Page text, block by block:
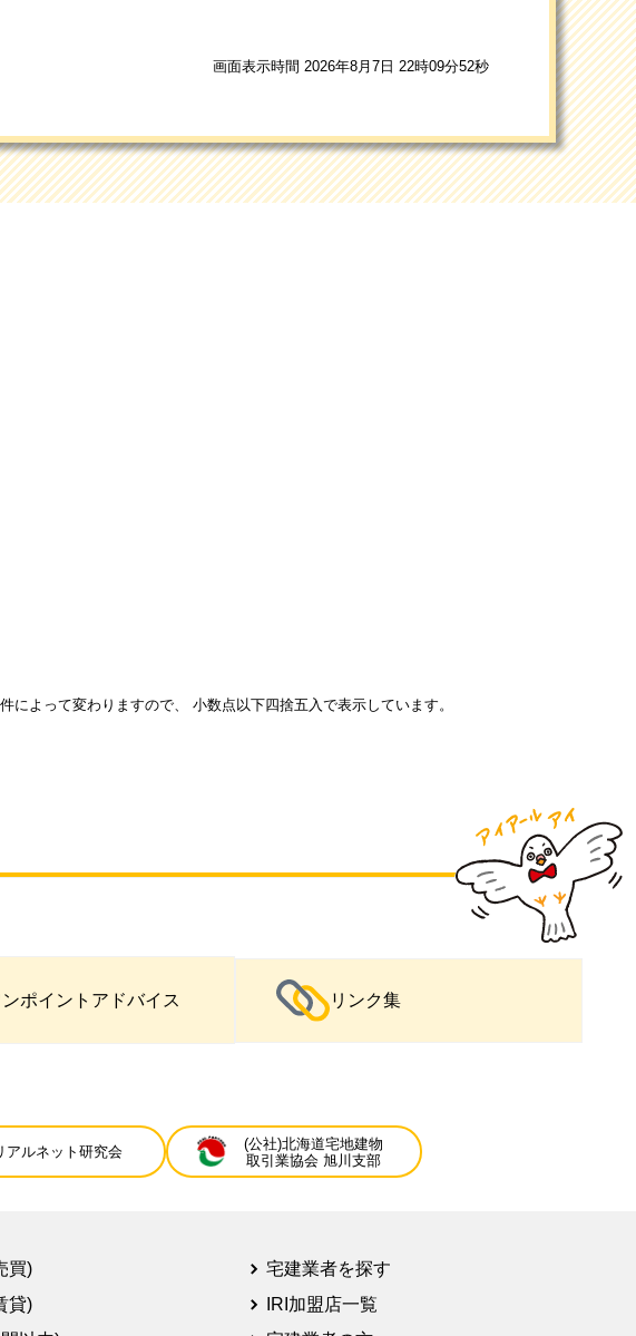
画面表示時間 2026年8月7日 22時09分52秒
よって変わりますので、 小数点以下四捨五入で表示しています。
ンポイントアドバイス リンク集
アルネット研究会
(公社)北海道宅地建物
取引業協会 旭川支部
買)
貸)
宅建業者を探す
IRI加盟店一覧